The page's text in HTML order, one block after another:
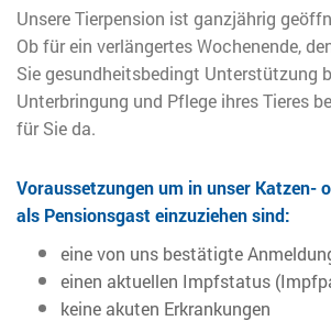
Unsere Tierpension ist ganzjährig
Ob für ein verlängertes Wochenende,
Sie gesundheitsbedingt Unterstützung
Unterbringung und Pflege ihres Tieres
für Sie da.
Voraussetzungen um in unser Katzen-
als Pensionsgast einzuziehen sind:
eine von uns bestätigte
einen aktuellen Impfstatus
keine akuten Erkrankungen